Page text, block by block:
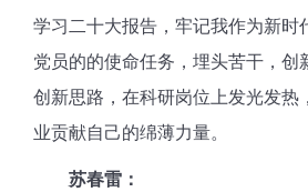
学习二十大报告，牢记我作为新时
党员的的使命任务，埋头苦干，创
创新思路，在科研岗位上发光发热
业贡献自己的绵薄力量。
苏春雷：